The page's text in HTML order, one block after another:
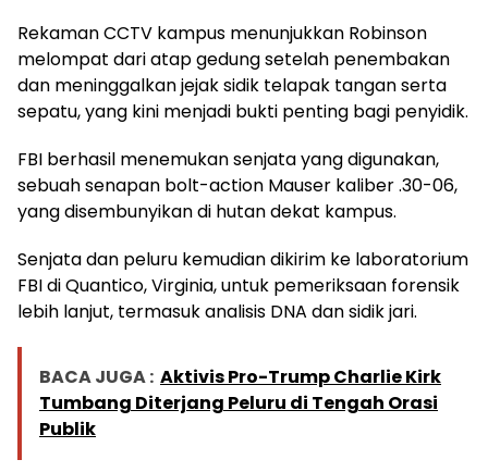
Rekaman CCTV kampus menunjukkan Robinson
melompat dari atap gedung setelah penembakan
dan meninggalkan jejak sidik telapak tangan serta
sepatu, yang kini menjadi bukti penting bagi penyidik.
FBI berhasil menemukan senjata yang digunakan,
sebuah senapan bolt-action Mauser kaliber .30-06,
yang disembunyikan di hutan dekat kampus.
Senjata dan peluru kemudian dikirim ke laboratorium
FBI di Quantico, Virginia, untuk pemeriksaan forensik
lebih lanjut, termasuk analisis DNA dan sidik jari.
BACA JUGA : Aktivis Pro-Trump Charlie Kirk
Tumbang Diterjang Peluru di Tengah Orasi
Publik